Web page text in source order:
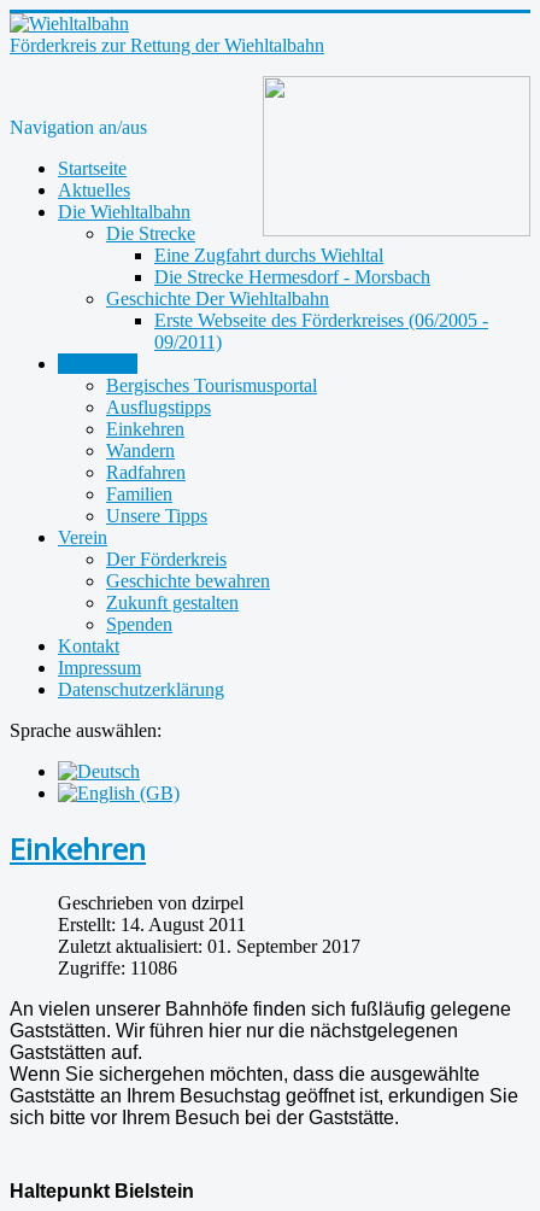
Förderkreis zur Rettung der Wiehltalbahn
Navigation an/aus
Startseite
Aktuelles
Die Wiehltalbahn
Die Strecke
Eine Zugfahrt durchs Wiehltal
Die Strecke Hermesdorf - Morsbach
Geschichte Der Wiehltalbahn
Erste Webseite des Förderkreises (06/2005 -
09/2011)
Bergisches Tourismusportal
Ausflugstipps
Einkehren
Wandern
Radfahren
Familien
Unsere Tipps
Verein
Der Förderkreis
Geschichte bewahren
Zukunft gestalten
Spenden
Kontakt
Impressum
Datenschutzerklärung
Sprache auswählen:
Einkehren
Geschrieben von dzirpel
Erstellt: 14. August 2011
Zuletzt aktualisiert: 01. September 2017
Zugriffe: 11086
An vielen unserer Bahnhöfe finden sich fußläufig gelegene
Gaststätten. Wir führen hier nur die nächstgelegenen
Gaststätten auf.
Wenn Sie sichergehen möchten, dass die ausgewählte
Gaststätte an Ihrem Besuchstag geöffnet ist, erkundigen Sie
sich bitte vor Ihrem Besuch bei der Gaststätte.
Haltepunkt Bielstein